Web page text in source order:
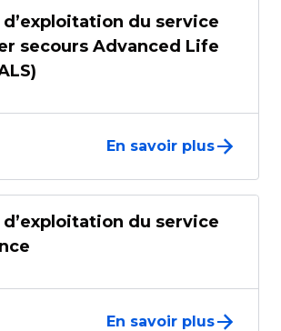
du service
secours Advanced Life
En savoir plus
du service
En savoir plus